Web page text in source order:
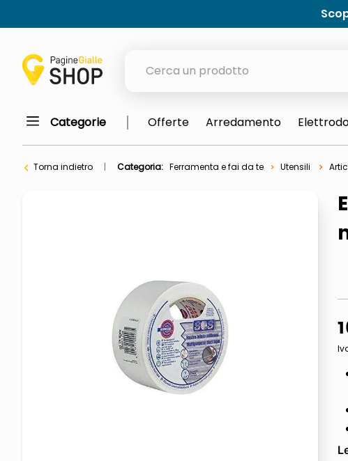
meme
italia independent occhiali sole 0703
pattumiera raccolta differenziata
elenco telefonico
asciuga capelli spazzola
Categorie Offerte Arredamento
Torna indietro Categoria: Ferramenta e fai da te Utensili